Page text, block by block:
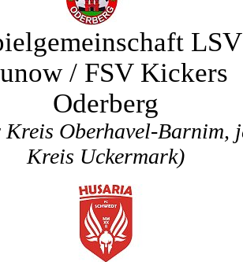
LSV
/ FSV Kickers
Oderberg
Kreis Oberhavel-Barnim,
Kreis Uckermark)